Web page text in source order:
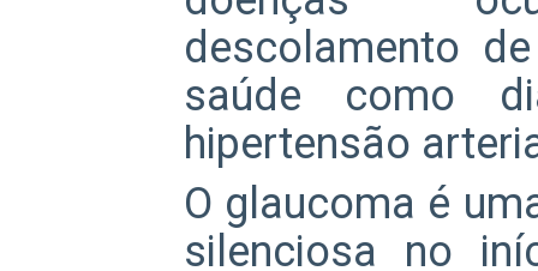
descolamento
saúde como
hipertensão
O glaucoma é
silenciosa no